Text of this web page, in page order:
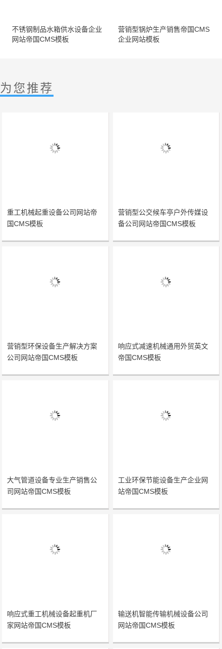
不锈钢制品水箱供水设备企业
网站帝国CMS模板
营销型锅炉生产销售帝国CMS
企业网站模板
为您推荐
重工机械起重设备公司网站帝
国CMS模板
营销型公交候车亭户外传媒设
备公司网站帝国CMS模板
营销型环保设备生产解决方案
公司网站帝国CMS模板
响应式减速机械通用外贸英文
帝国CMS模板
大气管道设备专业生产销售公
司网站帝国CMS模板
工业环保节能设备生产企业网
站帝国CMS模板
响应式重工机械设备起重机厂
家网站帝国CMS模板
输送机智能传输机械设备公司
网站帝国CMS模板